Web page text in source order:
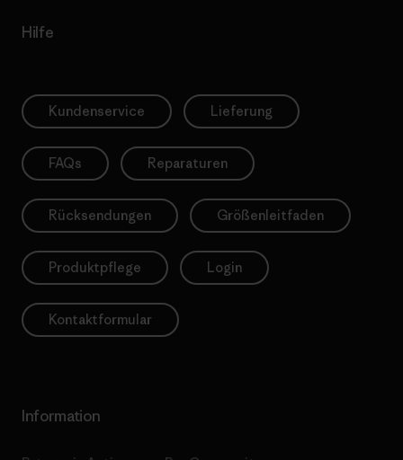
Hilfe
Kundenservice Lieferung
FAQs Reparaturen
Rücksendungen Größenleitfaden
Produktpflege Login
Kontaktformular
Information